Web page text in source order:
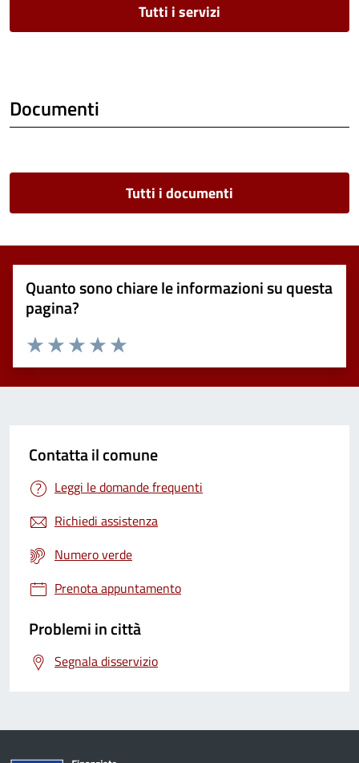
Tutti i servizi
Documenti
Tutti i documenti
Quanto sono chiare le informazioni su questa
pagina?
Valuta 5 stelle su 5
Valuta 4 stelle su 5
Valuta 3 stelle su 5
Valuta 2 stelle su 5
Valuta 1 stelle su 5
Contatta il comune
Leggi le domande frequenti
Richiedi assistenza
Numero verde
Prenota appuntamento
Problemi in città
Segnala disservizio